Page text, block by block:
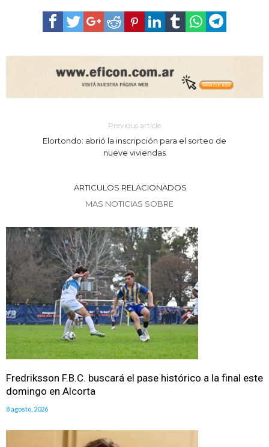
Previous article
Elortondo: abrió la inscripción para el sorteo de
nueve viviendas
ARTICULOS RELACIONADOS
MAS NOTICIAS SOBRE
Fredriksson F.B.C. buscará el pase histórico a la final este
domingo en Alcorta
8 agosto, 2026